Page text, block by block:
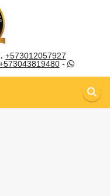
+573012057927
-